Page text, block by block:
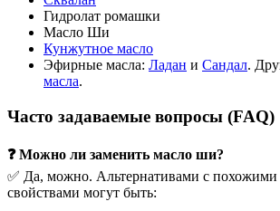
Гидролат ромашки
Масло Ши
Кунжутное масло
Эфирные масла: Ладан и Сандал.
масла.
Часто задаваемые вопросы (FAQ)
❓ Можно ли заменить масло ши?
✅ Да, можно. Альтернативами с
свойствами могут быть: